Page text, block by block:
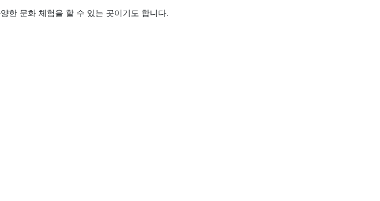
한 문화 체험을 할 수 있는 곳이기도 합니다.